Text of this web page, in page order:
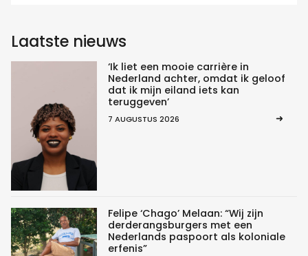
Laatste nieuws
‘Ik liet een mooie carrière in
Nederland achter, omdat ik geloof
dat ik mijn eiland iets kan
teruggeven’
7 AUGUSTUS 2026
Felipe ‘Chago’ Melaan: “Wij zijn
derderangsburgers met een
Nederlands paspoort als koloniale
erfenis”